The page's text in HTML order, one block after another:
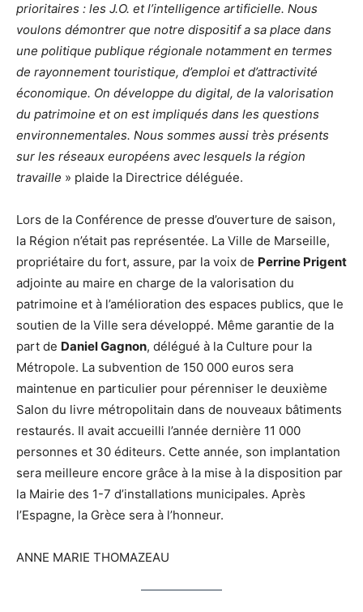
prioritaires : les J.O. et l’intelligence artificielle. Nous
voulons démontrer que notre dispositif a sa place dans
une politique publique régionale notamment en termes
de rayonnement touristique, d’emploi et d’attractivité
économique. On développe du digital, de la valorisation
du patrimoine et on est impliqués dans les questions
environnementales. Nous sommes aussi très présents
sur les réseaux européens avec lesquels la région
travaille » plaide la Directrice déléguée.
Lors de la Conférence de presse d’ouverture de saison,
la Région n’était pas représentée. La Ville de Marseille,
propriétaire du fort, assure, par la voix de Perrine Prigent
adjointe au maire en charge de la valorisation du
patrimoine et à l’amélioration des espaces publics, que le
soutien de la Ville sera développé. Même garantie de la
part de Daniel Gagnon, délégué à la Culture pour la
Métropole. La subvention de 150 000 euros sera
maintenue en particulier pour pérenniser le deuxième
Salon du livre métropolitain dans de nouveaux bâtiments
restaurés. Il avait accueilli l’année dernière 11 000
personnes et 30 éditeurs. Cette année, son implantation
sera meilleure encore grâce à la mise à la disposition par
la Mairie des 1-7 d’installations municipales. Après
l’Espagne, la Grèce sera à l’honneur.
ANNE MARIE THOMAZEAU